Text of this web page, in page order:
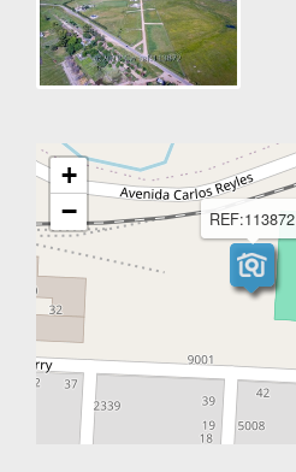
REF:113872
+
−